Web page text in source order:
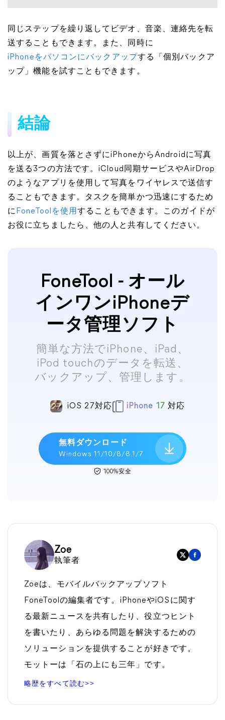
同じステップを繰り返してビデオ、音楽、連絡先を転
送することもできます。また、同時に
iPhoneをパソコンにバックアップする「個別バックア
ップ」機能を試すこともできます。
結論
以上が、画質を落とさずにiPhoneからAndroidに写真
を送る3つの方法です。iCloud同期サービスやAirDrop
のようなアプリを使用して写真をワイヤレスで送信す
ることもできます。タスクを簡単かつ迅速にするため
に FoneToolを使用することもできます。このガイドが
お役に立ちましたら、他の人と共有してください。
FoneTool - オール
インワンiPhoneデ
ータ管理ソフト
簡単な方法でiPhone、iPad、
iPod touchのデータを転送、
バックアップ、管理します。
iOS 27対応 iPhone 17 対応
無料ダウンロード
Windows 11/10/8/8.1/7
100%安全
Zoe
執筆者
Zoeは、モバイルバックアップソフト
FoneToolの編集者です。iPhoneやiOSに関す
る最新ニュースを共有したり、役立つヒント
を書いたり、あらゆる問題を解決するための
ソリューションを提供することが好きです。
モットーは「石の上にも三年」です。
略歴をすべて読む>>